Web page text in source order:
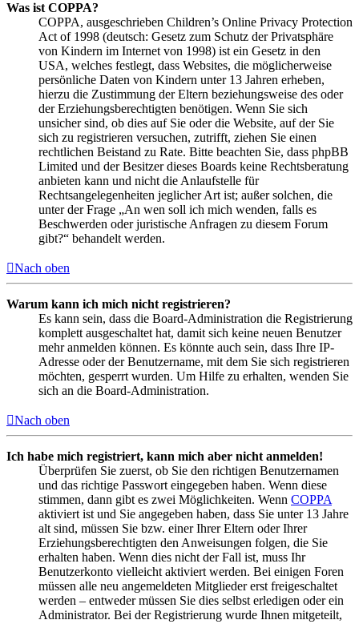
Was ist COPPA?
COPPA, ausgeschrieben Children’s Online Privacy Protection
Act of 1998 (deutsch: Gesetz zum Schutz der Privatsphäre
von Kindern im Internet von 1998) ist ein Gesetz in den
USA, welches festlegt, dass Websites, die möglicherweise
persönliche Daten von Kindern unter 13 Jahren erheben,
hierzu die Zustimmung der Eltern beziehungsweise des oder
der Erziehungsberechtigten benötigen. Wenn Sie sich
unsicher sind, ob dies auf Sie oder die Website, auf der Sie
sich zu registrieren versuchen, zutrifft, ziehen Sie einen
rechtlichen Beistand zu Rate. Bitte beachten Sie, dass phpBB
Limited und der Besitzer dieses Boards keine Rechtsberatung
anbieten kann und nicht die Anlaufstelle für
Rechtsangelegenheiten jeglicher Art ist; außer solchen, die
unter der Frage „An wen soll ich mich wenden, falls es
Beschwerden oder juristische Anfragen zu diesem Forum
gibt?“ behandelt werden.
Nach oben
Warum kann ich mich nicht registrieren?
Es kann sein, dass die Board-Administration die Registrierung
komplett ausgeschaltet hat, damit sich keine neuen Benutzer
mehr anmelden können. Es könnte auch sein, dass Ihre IP-
Adresse oder der Benutzername, mit dem Sie sich registrieren
möchten, gesperrt wurden. Um Hilfe zu erhalten, wenden Sie
sich an die Board-Administration.
Nach oben
Ich habe mich registriert, kann mich aber nicht anmelden!
Überprüfen Sie zuerst, ob Sie den richtigen Benutzernamen
und das richtige Passwort eingegeben haben. Wenn diese
stimmen, dann gibt es zwei Möglichkeiten. Wenn COPPA
aktiviert ist und Sie angegeben haben, dass Sie unter 13 Jahre
alt sind, müssen Sie bzw. einer Ihrer Eltern oder Ihrer
Erziehungsberechtigten den Anweisungen folgen, die Sie
erhalten haben. Wenn dies nicht der Fall ist, muss Ihr
Benutzerkonto vielleicht aktiviert werden. Bei einigen Foren
müssen alle neu angemeldeten Mitglieder erst freigeschaltet
werden – entweder müssen Sie dies selbst erledigen oder ein
Administrator. Bei der Registrierung wurde Ihnen mitgeteilt,